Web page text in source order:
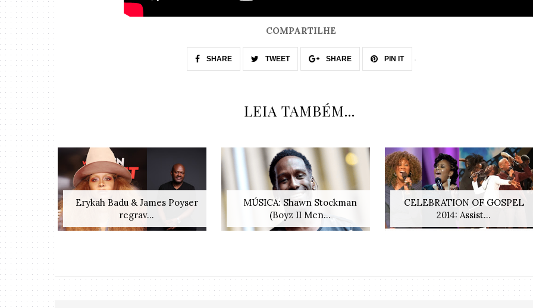
COMPARTILHE
SHARE TWEET SHARE PIN IT
LEIA TAMBÉM...
Erykah Badu & James Poyser
regrav...
MÚSICA: Shawn Stockman
(Boyz II Men...
CELEBRATION OF GOSPEL
2014: Assist...